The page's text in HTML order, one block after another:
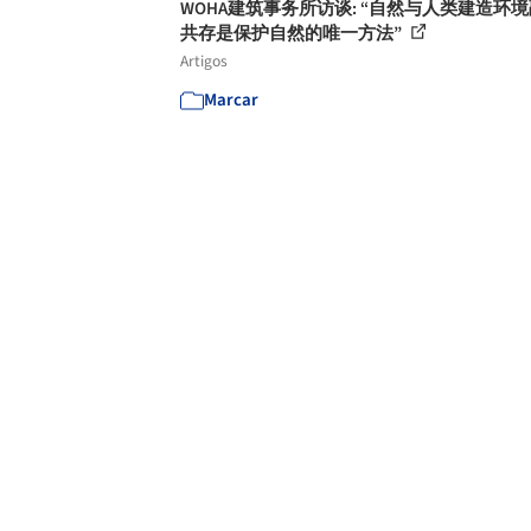
WOHA建筑事务所访谈: “自然与人类建造环
共存是保护自然的唯一方法”
Artigos
Marcar